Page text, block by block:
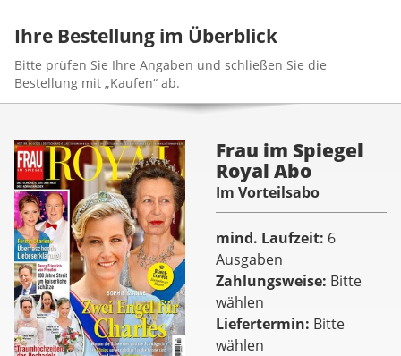
Ihre Bestellung im Überblick
Bitte prüfen Sie Ihre Angaben und schließen Sie die
Bestellung mit „Kaufen“ ab.
Frau im Spiegel
Royal Abo
Im Vorteilsabo
mind. Laufzeit 6
Ausgaben
Zahlungsweise Bitte
wählen
Liefertermin Bitte
wählen